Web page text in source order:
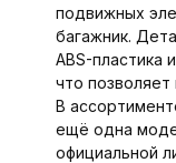
подвижных
багажник.
ABS-пластика
что
В
ещё одна
официальной